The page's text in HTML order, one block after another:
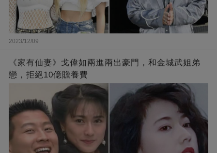
2023/12/09
《家有仙妻》戈偉如兩進兩出豪門，和金城武姐弟
戀，拒絕10億贍養費